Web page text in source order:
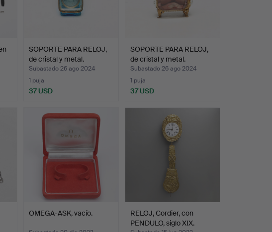
SOPORTE PARA RELOJ,
de cristal y metal.
Subastado 26 ago 2024
1 puja
37 USD
SOPORTE PARA RELOJ,
de cristal y metal.
Subastado 26 ago 2024
1 puja
37 USD
OMEGA-ASK, vacío.
RELOJ, Cordier, con
PENDULO, siglo XIX.